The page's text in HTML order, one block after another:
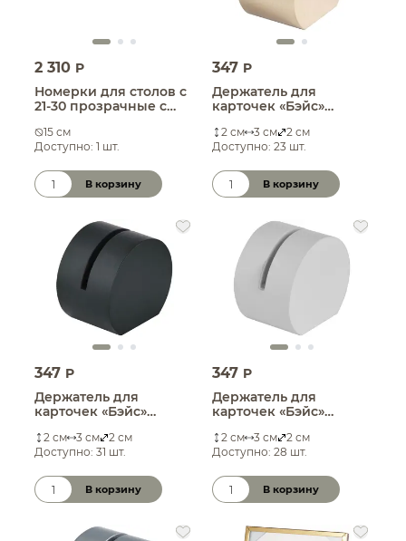
2 310 P
Номерки для столов с
21-30 прозрачные с
15 см
Доступно: 1 шт.
Количество товара
В корзину
347 P
Держатель для
карточек «Бэйс»
2 см 3 см
2 см
Доступно: 23 шт.
Количество товара
В корзину
347 P
Держатель для
карточек «Бэйс»
2 см 3 см
2 см
Доступно: 31 шт.
Количество товара
В корзину
347 P
Держатель для
карточек «Бэйс»
2 см 3 см
2 см
Доступно: 28 шт.
Количество товара
В корзину